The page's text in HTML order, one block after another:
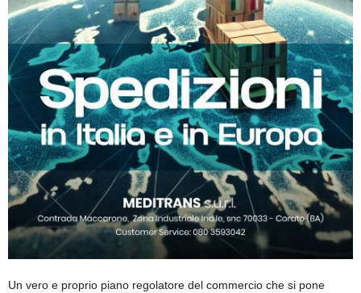
Un vero e proprio piano regolatore del commercio che si pone